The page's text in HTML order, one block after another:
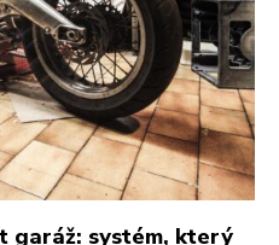
garáž: systém, který